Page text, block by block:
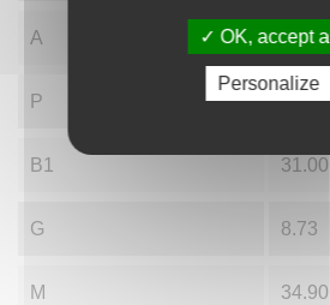
A 95.30
P 76.20
B1 31.00
G 8.73
M 34.90
OK, accept all
Personalize